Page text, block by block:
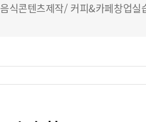
음식콘텐츠제작/ 커피&카페창업실